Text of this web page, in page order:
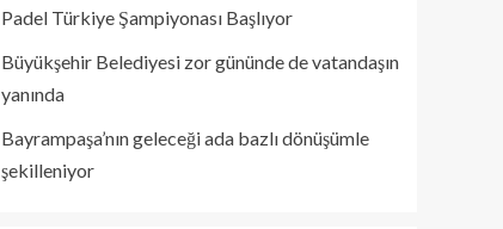
Padel Türkiye Şampiyonası Başlıyor
Büyükşehir Belediyesi zor gününde de vatandaşın
yanında
Bayrampaşa’nın geleceği ada bazlı dönüşümle
şekilleniyor